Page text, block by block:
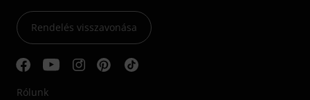
Rendelés visszavonása
Rólunk